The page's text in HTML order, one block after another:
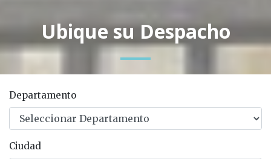
Ubique su Despacho
Departamento
Ciudad